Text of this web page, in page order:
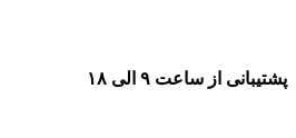
پشتیبانی از ساعت ۹ الی ۱۸